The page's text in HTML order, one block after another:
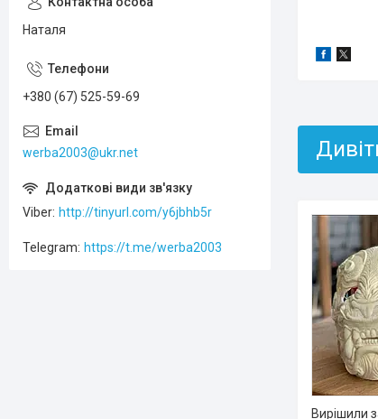
Вирішили
Наталя
+380 (67) 525-59-69
werba2003@ukr.net
Viber http://tinyurl.com/y6jbhb5r
Telegram https://t.me/werba2003